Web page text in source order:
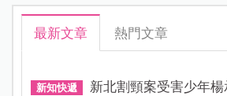
最新文章 熱門文章
新知快遞 新北割頸案受害少年楊